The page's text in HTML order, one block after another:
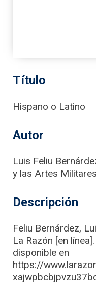
Título
Hispano o Latino
Autor
Luis Feliu
y las Artes Militares
Descripción
Feliu Bernárdez,
La Razón [en
disponible en
https://